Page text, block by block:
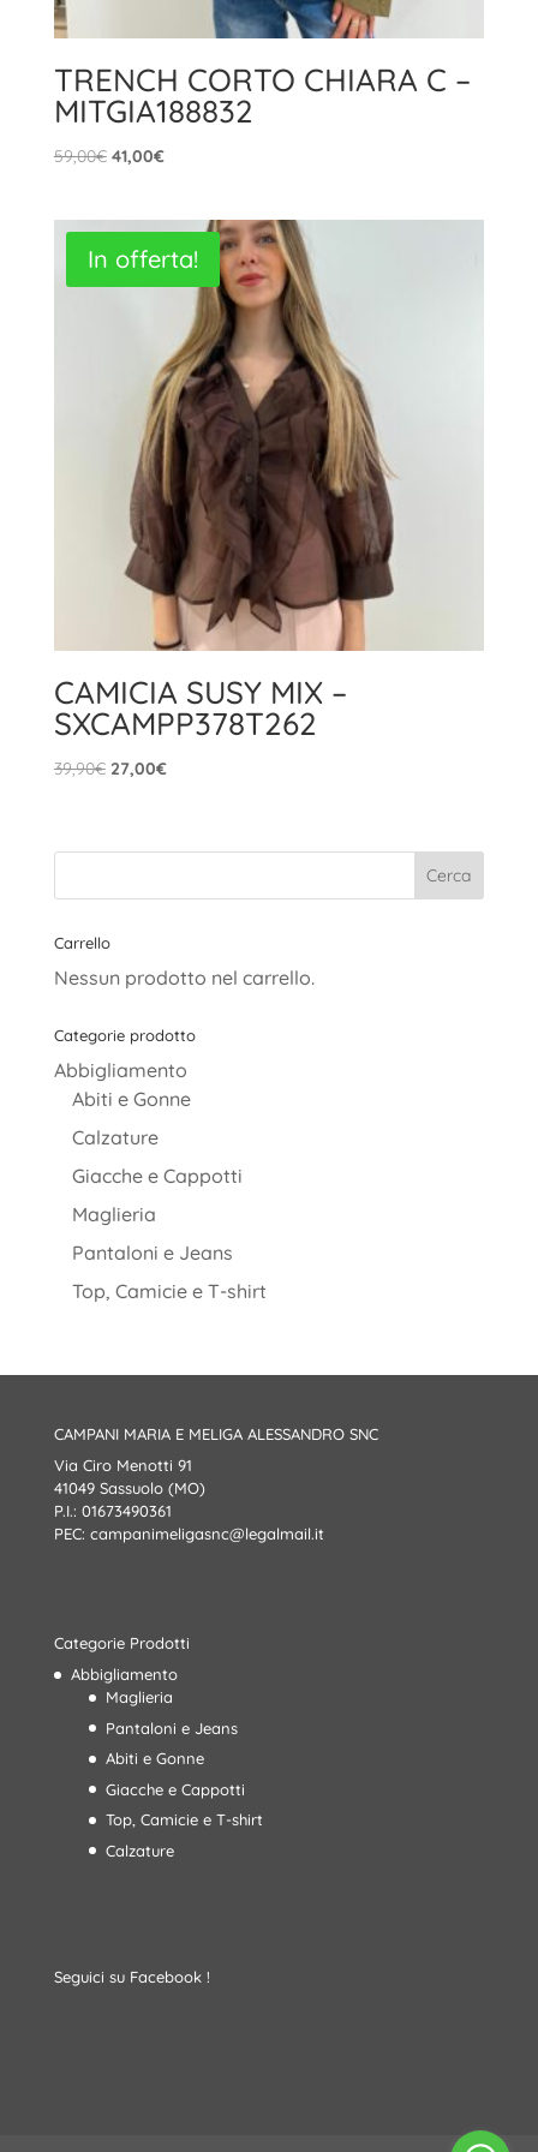
TRENCH CORTO CHIARA C –
MITGIA188832
59,00€ Il
era:
59,00€.
41,00€Il
è:
41,00€.
In offerta!
CAMICIA SUSY MIX –
SXCAMPP378T262
39,90€ Il
era:
27,00€Il
è:
Carrello
Nessun prodotto nel carrello.
Categorie prodotto
Abbigliamento
Abiti e Gonne
Calzature
Giacche e Cappotti
Maglieria
Pantaloni e Jeans
Top, Camicie e T-shirt
CAMPANI MARIA E MELIGA ALESSANDRO SNC
Via Ciro Menotti 91
41049 Sassuolo (MO)
P.I.: 01673490361
PEC: campanimeligasnc@legalmail.it
Categorie Prodotti
Abbigliamento
Maglieria
Pantaloni e Jeans
Abiti e Gonne
Giacche e Cappotti
Top, Camicie e T-shirt
Calzature
Seguici su Facebook !